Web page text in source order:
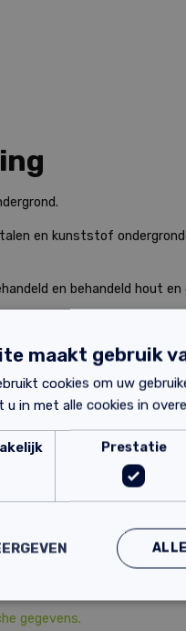
en kunststof
en behandeld hout
Hieronder vind je de
gegevens.
maakt gebruik
cookies om uw
u in met alle cookies in
Prestatie